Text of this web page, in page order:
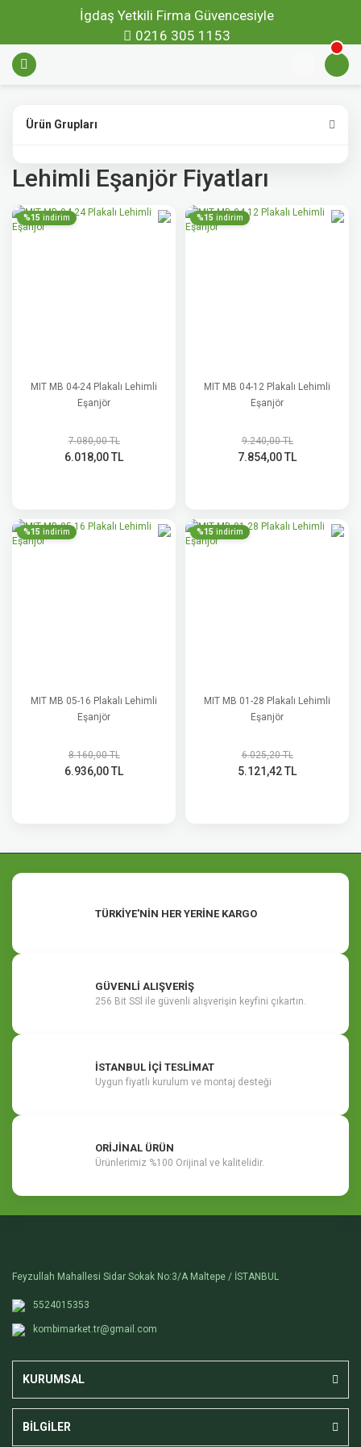
İgdaş Yetkili Firma Güvencesiyle
0216 305 1153
Ürün Grupları
Lehimli Eşanjör Fiyatları
%15 indirim
MIT MB 04-24 Plakalı Lehimli
Eşanjör
7.080,00 TL
6.018,00 TL
%15 indirim
MIT MB 04-12 Plakalı Lehimli
Eşanjör
9.240,00 TL
7.854,00 TL
%15 indirim
MIT MB 05-16 Plakalı Lehimli
Eşanjör
8.160,00 TL
6.936,00 TL
%15 indirim
MIT MB 01-28 Plakalı Lehimli
Eşanjör
6.025,20 TL
5.121,42 TL
TÜRKİYE'NİN HER YERİNE KARGO
GÜVENLİ ALIŞVERİŞ
256 Bit SSl ile güvenli alışverişin keyfini çıkartın.
İSTANBUL İÇİ TESLİMAT
Uygun fiyatlı kurulum ve montaj desteği
ORİJİNAL ÜRÜN
Ürünlerimiz %100 Orijinal ve kalitelidir.
Feyzullah Mahallesi Sidar Sokak No:3/A Maltepe / İSTANBUL
5524015353
kombimarket.tr@gmail.com
KURUMSAL
BİLGİLER